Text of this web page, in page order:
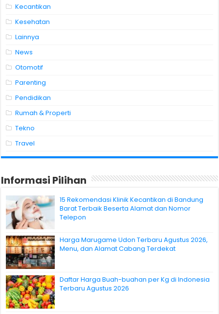
Kecantikan
Kesehatan
Lainnya
News
Otomotif
Parenting
Pendidikan
Rumah & Properti
Tekno
Travel
Informasi Pilihan
15 Rekomendasi Klinik Kecantikan di Bandung
Barat Terbaik Beserta Alamat dan Nomor
Telepon
Harga Marugame Udon Terbaru Agustus 2026,
Menu, dan Alamat Cabang Terdekat
Daftar Harga Buah-buahan per Kg di Indonesia
Terbaru Agustus 2026